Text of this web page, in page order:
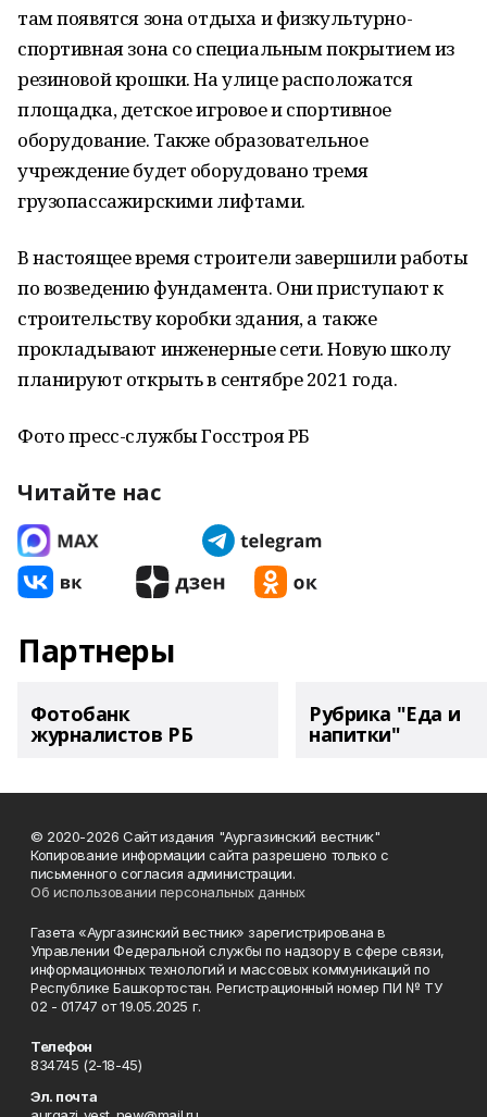
там появятся зона отдыха и физкультурно-
спортивная зона со специальным покрытием из
резиновой крошки. На улице расположатся
площадка, детское игровое и спортивное
оборудование. Также образовательное
учреждение будет оборудовано тремя
грузопассажирскими лифтами.
В настоящее время строители завершили работы
по возведению фундамента. Они приступают к
строительству коробки здания, а также
прокладывают инженерные сети. Новую школу
планируют открыть в сентябре 2021 года.
Фото пресс-службы Госстроя РБ
Читайте нас
Партнеры
Фотобанк
журналистов РБ
Рубрика "Еда и
напитки"
© 2020-2026 Сайт издания "Аургазинский вестник"
Копирование информации сайта разрешено только с
письменного согласия администрации.
Об использовании персональных данных
Газета «Аургазинский вестник» зарегистрирована в
Управлении Федеральной службы по надзору в сфере связи,
информационных технологий и массовых коммуникаций по
Республике Башкортостан. Регистрационный номер ПИ № ТУ
02 - 01747 от 19.05.2025 г.
Телефон
834745 (2-18-45)
Эл. почта